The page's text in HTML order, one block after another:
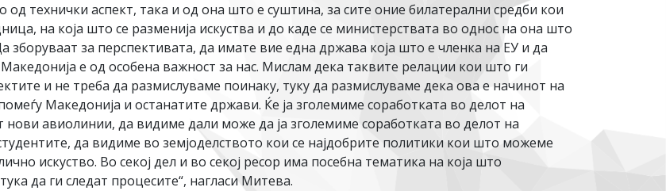
од технички аспект, така и од она што е суштина, за сите оние билатерални средби кои
на која што се разменија искуства и до каде се министерствата во однос на она што
зборуваат за перспективата, да имате вие една држава која што е членка на ЕУ и да
е од особена важност за нас. Мислам дека таквите релации кои што ги
и не треба да размислуваме поинаку, туку да размислуваме дека ова е начинот на
Македонија и останатите држави. Ќе ја зголемиме соработката во делот на
авиолинии, да видиме дали може да ја зголемиме соработката во делот на
да видиме во земјоделството кои се најдобрите политики кои што можеме
искуство. Во секој дел и во секој ресор има посебна тематика на која што
да ги следат процесите“, нагласи Митева.